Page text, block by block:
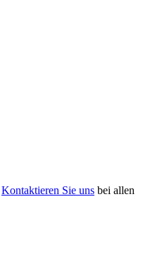
Kontaktieren Sie uns bei allen